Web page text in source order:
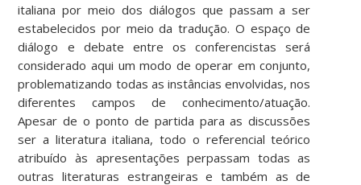
italiana por meio dos diálogos que passam a ser
estabelecidos por meio da tradução. O espaço de
diálogo e debate entre os conferencistas será
considerado aqui um modo de operar em conjunto,
problematizando todas as instâncias envolvidas, nos
diferentes campos de conhecimento/atuação.
Apesar de o ponto de partida para as discussões
ser a literatura italiana, todo o referencial teórico
atribuído às apresentações perpassam todas as
outras literaturas estrangeiras e também as de